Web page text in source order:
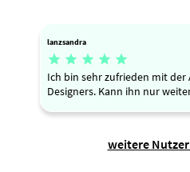
lanzsandra
    
Ich bin sehr zufrieden mit der
Designers. Kann ihn nur
weitere